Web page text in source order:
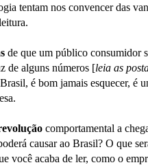
tentam nos convencer das
de que um público consumidor
de alguns números [leia as
é bom jamais esquecer, é
comportamental a
causar ao Brasil? O que
você acaba de ler, como o